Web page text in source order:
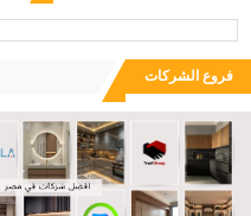
فروع الشركات